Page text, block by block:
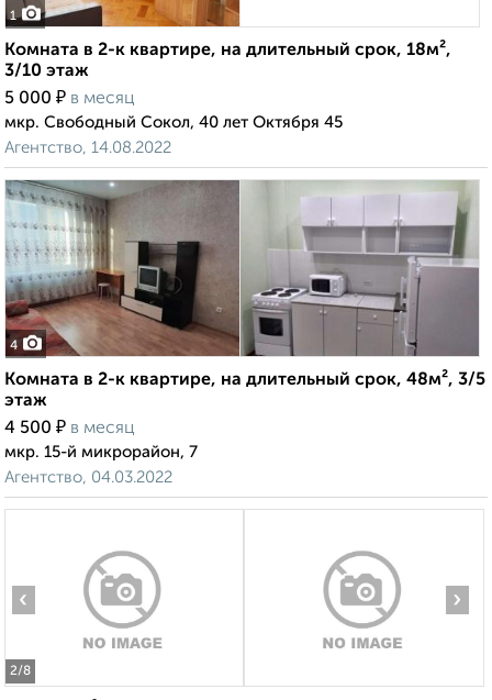
1
Комната в 2-к квартире, на длительный срок, 18м²,
3/10 этаж
5 000 ₽ в месяц
мкр. Свободный Сокол, 40 лет Октября 45
Агентство, 14.08.2022
4
Комната в 2-к квартире, на длительный срок, 48м², 3/5
этаж
4 500 ₽ в месяц
мкр. 15-й микрорайон, 7
Агентство, 04.03.2022
2/8
‹ ›